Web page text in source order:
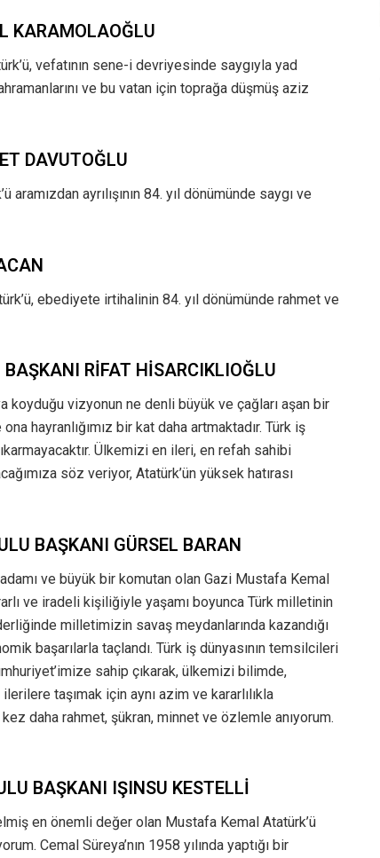
KARAMOLAOĞLU
vefatının sene-i devriyesinde saygıyla yad
ve bu vatan için toprağa düşmüş aziz
DAVUTOĞLU
ayrılışının 84. yıl dönümünde saygı ve
ebediyete irtihalinin 84. yıl dönümünde rahmet ve
RİFAT HİSARCIKLIOĞLU
koyduğu vizyonun ne denli büyük ve çağları aşan bir
hayranlığımız bir kat daha artmaktadır. Türk iş
Ülkemizi en ileri, en refah sahibi
söz veriyor, Atatürk’ün yüksek hatırası
BAŞKANI GÜRSEL BARAN
ve büyük bir komutan olan Gazi Mustafa Kemal
ve iradeli kişiliğiyle yaşamı boyunca Türk milletinin
milletimizin savaş meydanlarında kazandığı
başarılarla taçlandı. Türk iş dünyasının temsilcileri
sahip çıkarak, ülkemizi bilimde,
taşımak için aynı azim ve kararlılıkla
daha rahmet, şükran, minnet ve özlemle anıyorum.
BAŞKANI IŞINSU KESTELLİ
en önemli değer olan Mustafa Kemal Atatürk’ü
Cemal Süreya’nın 1958 yılında yaptığı bir